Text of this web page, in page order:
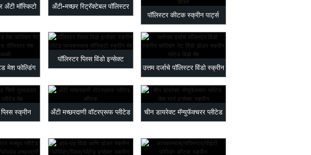
अँटी मॉस्किटो अँटी-मच्छर रिट्रॅक्टेबल पॉलिस्टर
पॉलिस्टर कीटक स्क्रीन पार्ट्स
प्लिस स्क्रीन प्ले...
मेश फोल्डिंग
पॉलिस्टर प्लिस विंडो इन्सेक्ट
उत्तम दर्जाचे पॉलिस्टर विंडो स्क्रीन
फोल्डिंग ने...
प्लिस स्क्रीन अँटी मच्छरदाणी वॉटरप्रूफ प्लीटेड चीन डायरेक्ट मॅन्युफॅक्चरर प्लीटेड